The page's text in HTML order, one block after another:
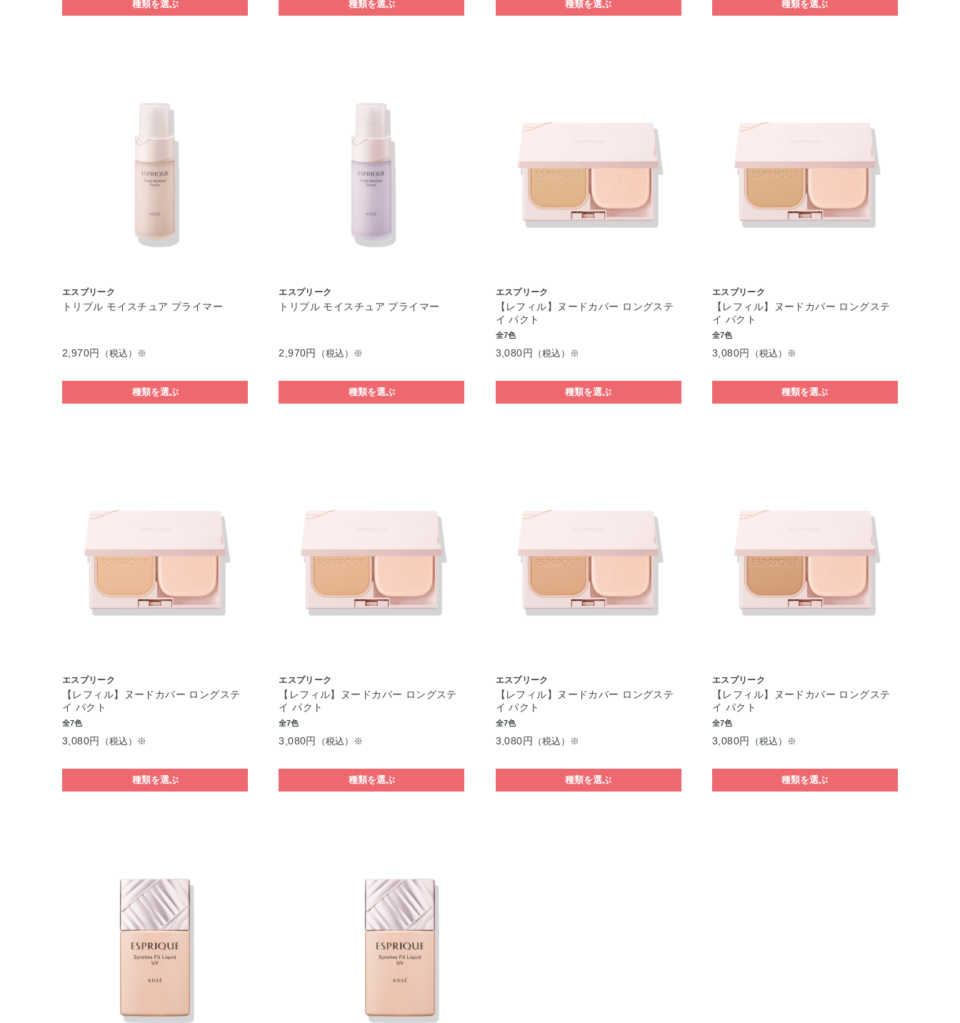
種類を選ぶ 種類を選ぶ 種類を選ぶ 種類を選ぶ
エスプリーク
トリプル モイスチュア プライマー
2,970円 （税込）※
種類を選ぶ
エスプリーク
トリプル モイスチュア プライマー
2,970円 （税込）※
種類を選ぶ
エスプリーク
【レフィル】ヌードカバー ロングステ
イ パクト
全7色
3,080円 （税込）※
種類を選ぶ
エスプリーク
【レフィル】ヌードカバー ロングステ
イ パクト
全7色
3,080円 （税込）※
種類を選ぶ
エスプリーク
【レフィル】ヌードカバー ロングステ
イ パクト
全7色
3,080円 （税込）※
種類を選ぶ
エスプリーク
【レフィル】ヌードカバー ロングステ
イ パクト
全7色
3,080円 （税込）※
種類を選ぶ
エスプリーク
【レフィル】ヌードカバー ロングステ
イ パクト
全7色
3,080円 （税込）※
種類を選ぶ
エスプリーク
【レフィル】ヌードカバー ロングステ
イ パクト
全7色
3,080円 （税込）※
種類を選ぶ